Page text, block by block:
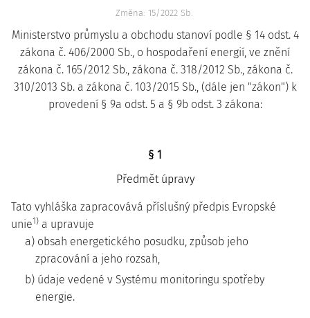
Změna: 15/2022 Sb.
Ministerstvo průmyslu a obchodu stanoví podle § 14 odst. 4
zákona č. 406/2000 Sb., o hospodaření energií, ve znění
zákona č. 165/2012 Sb., zákona č. 318/2012 Sb., zákona č.
310/2013 Sb. a zákona č. 103/2015 Sb., (dále jen "zákon") k
provedení § 9a odst. 5 a § 9b odst. 3 zákona:
§ 1
Předmět úpravy
Tato vyhláška zapracovává příslušný předpis Evropské
unie1) a upravuje
a) obsah energetického posudku, způsob jeho
zpracování a jeho rozsah,
b) údaje vedené v Systému monitoringu spotřeby
energie.